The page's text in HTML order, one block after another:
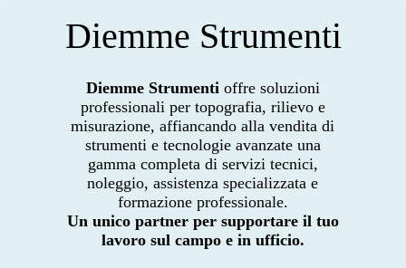
Diemme Strumenti
Diemme Strumentioffre soluzioni
professionali per topografia, rilievo e
misurazione, affiancando alla vendita di
strumenti e tecnologie avanzate una
gamma completa di servizi tecnici,
noleggio, assistenza specializzata e
formazione professionale.
Un unico partner per supportare il tuo
lavoro sul campo e in ufficio.